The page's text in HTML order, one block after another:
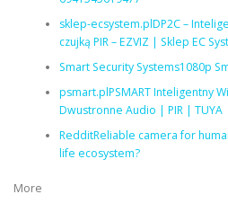
sklep-ecsystem.plDP2C –
czujką PIR – EZVIZ | Sklep EC
Smart Security Systems1080p
psmart.plPSMART Inteligentny
Dwustronne Audio | PIR | TUYA
RedditReliable camera for
life ecosystem?
More